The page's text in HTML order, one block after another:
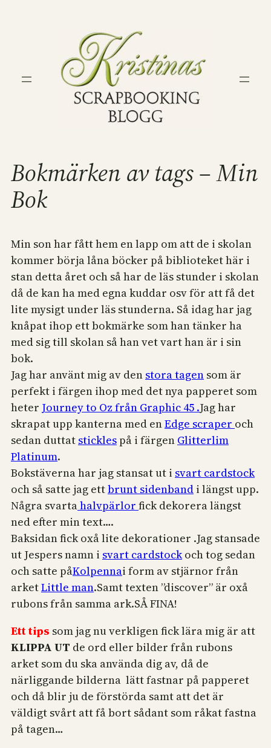
Bokmärken av tags – Min
Bok
Min son har fått hem en lapp om att de i skolan
kommer börja låna böcker på biblioteket här i
stan detta året och så har de läs stunder i skolan
då de kan ha med egna kuddar osv för att få det
lite mysigt under läs stunderna. Så idag har jag
knåpat ihop ett bokmärke som han tänker ha
med sig till skolan så han vet vart han är i sin
bok.
Jag har använt mig av den stora tagen som är
perfekt i färgen ihop med det nya papperet som
heter Journey to Oz från Graphic 45 .Jag har
skrapat upp kanterna med enEdge scraper och
sedan duttat stickles på i färgen Glitterlim
Platinum.
Bokstäverna har jag stansat ut i svart cardstock
och så satte jag ettbrunt sidenband i längst upp.
Några svartahalvpärlor fick dekorera längst
ned efter min text….
Baksidan fick oxå lite dekorationer .Jag stansade
ut Jespers namn i svart cardstockoch tog sedan
och satte påKolpennai form av stjärnor från
arketLittle man.Samt texten ”discover” är oxå
rubons från samma ark.SÅ FINA!
Ett tips som jag nu verkligen fick lära mig är att
KLIPPA UT de ord eller bilder från rubons
arket som du ska använda dig av, då de
närliggande bilderna lätt fastnar på papperet
och då blir ju de förstörda samt att det är
väldigt svårt att få bort sådant som råkat fastna
på tagen…